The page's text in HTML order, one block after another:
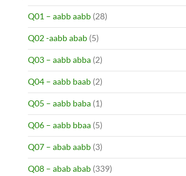
Q01 – aabb aabb (28)
Q02 -aabb abab (5)
Q03 – aabb abba (2)
Q04 – aabb baab (2)
Q05 – aabb baba (1)
Q06 – aabb bbaa (5)
Q07 – abab aabb (3)
Q08 – abab abab (339)